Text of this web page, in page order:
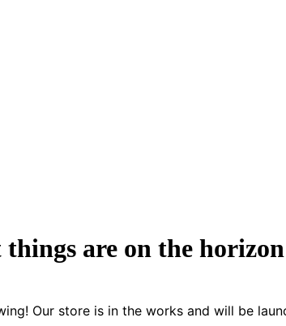
things are on the horizon
Our store is in the works and will be